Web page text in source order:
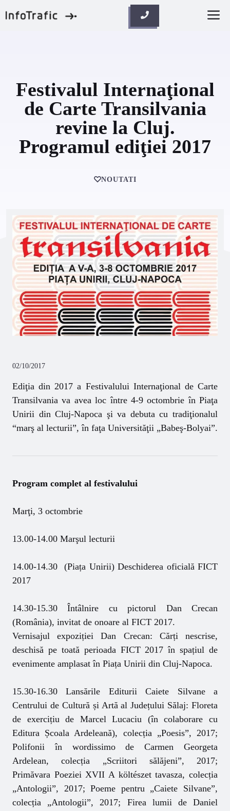
to
Festivalul Internaţional
de Carte Transilvania
revine la Cluj.
Programul ediţiei 2017
NOUTATI
02/10/2017
Ediţia din 2017 a Festivalului Internaţional de Carte
Transilvania va avea loc între 4-9 octombrie în Piaţa
Unirii din Cluj-Napoca şi va debuta cu tradiţionalul
“marş al lecturii”, în faţa Universităţii „Babeş-Bolyai”.
Program complet al festivalului
Marţi, 3 octombrie
13.00-14.00 Marşul lecturii
14.00-14.30 (Piața Unirii) Deschiderea oficială FICT
2017
14.30-15.30 Întâlnire cu pictorul Dan Crecan
(România), invitat de onoare al FICT 2017.
Vernisajul expoziției Dan Crecan: Cărți nescrise,
deschisă pe toată perioada FICT 2017 în spațiul de
evenimente amplasat în Piața Unirii din Cluj-Napoca.
15.30-16.30 Lansările Editurii Caiete Silvane a
Centrului de Cultură și Artă al Județului Sălaj: Floreta
de exercițiu de Marcel Lucaciu (în colaborare cu
Editura Școala Ardeleană), colecția „Poesis”, 2017;
Polifonii în wordissimo de Carmen Georgeta
Ardelean, colecția „Scriitori sălăjeni”, 2017;
Primăvara Poeziei XVII A költészet tavasza, colecția
„Antologii”, 2017; Poeme pentru „Caiete Silvane”,
colecția „Antologii”, 2017; Firea lumii de Daniel